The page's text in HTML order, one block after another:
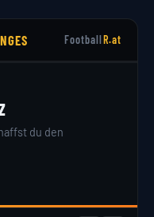
FootballR.at
du den